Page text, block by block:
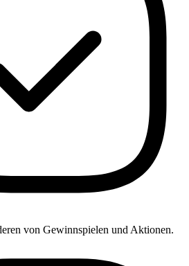
von Gewinnspielen und Aktionen.